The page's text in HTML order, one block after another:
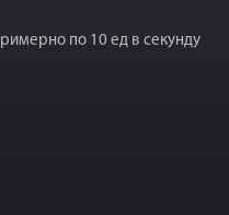
по 10 ед в секунду